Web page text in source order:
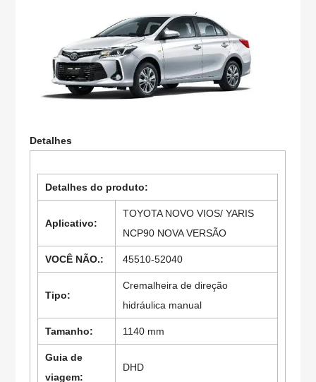
Detalhes
Detalhes do produto:
Aplicativo:
TOYOTA NOVO VIOS/ YARIS
NCP90 NOVA VERSÃO
VOCÊ NÃO.: 45510-52040
Tipo:
Cremalheira de direção
hidráulica manual
Tamanho: 1140 mm
Guia de
viagem:
DHD